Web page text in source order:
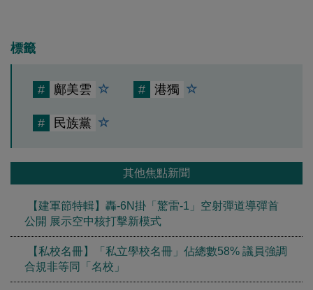
標籤
# 鄺美雲 # 港獨
# 民族黨
其他焦點新聞
【建軍節特輯】轟-6N掛「驚雷-1」空射彈道導彈首
公開 展示空中核打擊新模式
【私校名冊】「私立學校名冊」佔總數58% 議員強調
合規非等同「名校」